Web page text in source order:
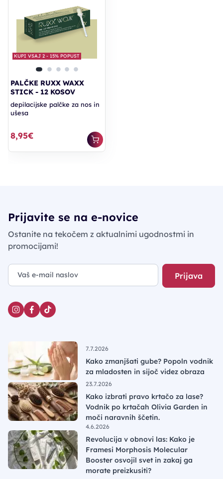
KUPI VSAJ 2 - 15% POPUST
PALČKE RUXX WAXX
STICK - 12 KOSOV
depilacijske palčke za nos in
ušesa
8,95€
Prijavite se na e-novice
Ostanite na tekočem z aktualnimi ugodnostmi in
promocijami!
Prijava
7.7.2026
Kako zmanjšati gube? Popoln vodnik
za mladosten in sijoč videz obraza
23.7.2026
Kako izbrati pravo krtačo za lase?
Vodnik po krtačah Olivia Garden in
moči naravnih ščetin.
4.6.2026
Revolucija v obnovi las: Kako je
Framesi Morphosis Molecular
Booster osvojil svet in zakaj ga
morate preizkusiti?